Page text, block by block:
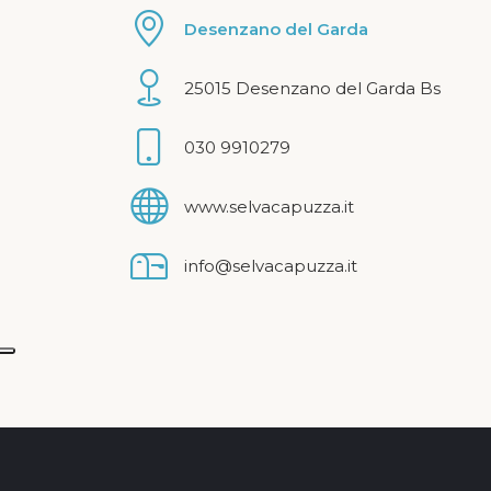
Desenzano del Garda
25015 Desenzano del Garda Bs
030 9910279
www.selvacapuzza.it
info@selvacapuzza.it